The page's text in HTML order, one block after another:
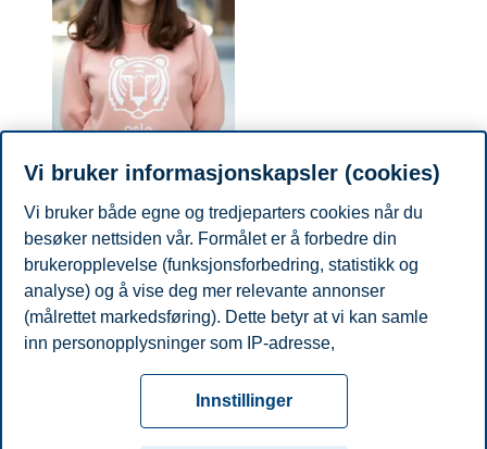
Jeg kom til Norge fordi jeg ville oppleve
kunne jeg aldri gjort uten støtten fra BI. En
grad fra BI er et pluss på CV-en min. Med
mengden og i tillegg imponere bedriftene.
Thu Ha Pham
Tidligere student
Tilgjengelighetserklæring
Kontakt oss
Vi bruker informasjonskapsler (cookies)
Vi bruker både egne og tredjeparters cookies når du
besøker nettsiden vår. Formålet er å forbedre din
brukeropplevelse (funksjonsforbedring, statistikk og
analyse) og å vise deg mer relevante annonser
(målrettet markedsføring). Dette betyr at vi kan samle
inn personopplysninger som IP-adresse,
cookies som er nødvendige for at nettsiden skal
fungere, kan du enten godta alle eller tilpasse ditt
Innstillinger